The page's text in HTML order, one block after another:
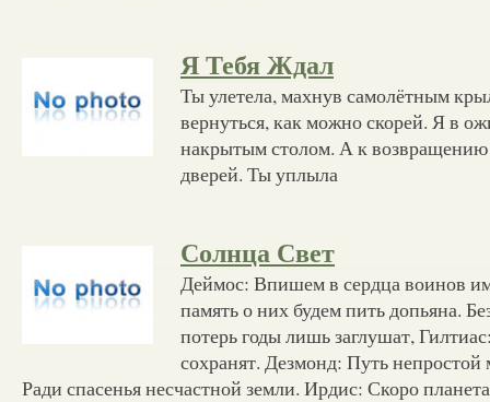
Я Тебя Ждал
Ты улетела, махнув самолётным
вернуться, как можно скорей. Я в
накрытым столом. А к возвращению
дверей. Ты уплыла
Солнца Свет
Деймос: Впишем в сердца воинов
память о них будем пить допьяна.
потерь годы лишь заглушат,
сохранят. Дезмонд: Путь
Ради спасенья несчастной земли. Ирдис: Скоро